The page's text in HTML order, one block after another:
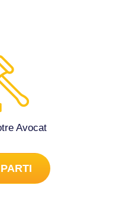
Avocat